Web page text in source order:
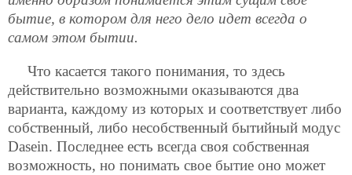
бытие, в котором для него дело идет всегда о
самом этом бытии.
Что касается такого понимания, то здесь
действительно возможными оказываются два
варианта, каждому из которых и соответствует либо
собственный, либо несобственный бытийный модус
Dasein. Последнее есть всегда своя собственная
возможность, но понимать свое бытие оно может